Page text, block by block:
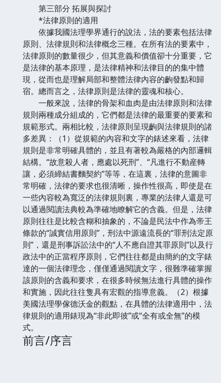
第三部分 拓展與探討
*法律原則的適用
依據我國法理學界通行的說法，法的要素包括法律
原則、法律規則和法律概念三種。在所有法的要素中，
法律原則的數量很少，但其意義和價值卻十分重要，它
是法律的基本原理，是法律精神和法律目的的集中體
現，從而也是理解局部和整體法律內容的齣發點和歸
宿。總而言之，法律原則是法律的靈魂和核心。
一般來說，法律的骨架和血肉是由法律原則和法律
規則兩種成分組成的，它們都是法律的最重要的要素和
規範形式。兩相比較，法律原則呈現齣與法律規則的諸
多差異：（1）從規範的內容和文字的錶述來看，法律
規則是非常明確具體的，並且有著較為嚴格的內部邏輯
結構。“故意殺人者，應處以死刑”、“凡進行不動産轉
讓，必須締結書麵契約”等等，在這裏，法律的意圖非
常明確，法律的要求也很清晰，操作性很高，即使是在
一些內容較為寬泛的法律規則裏，專業的法律人還是可
以通過閱讀法典較為準確地瞭解它的含義。但是，法律
原則往往是比較含糊和抽象的，不論是民法中作為帝王
條款的“誠實信用原則”，刑法中源遠流長的“罪刑法定原
則”，還是刑事訴訟法中的“人不應自證其罪原則”以及行
政法中的正當程序原則，它們往往都是由簡約的文字錶
達的一個法律理念，僅僅通過閱讀文字，很難準確掌握
該原則的含義和要求，在很多時候無法進行具體的操作
和實施，因此往往隻具有宏觀的指導意義。（2）根據
美國法理學傢德沃金的觀點，在具體的法律適用中，法
律規則的適用錶現為“非此即彼”或“全有或全無”的模
式。
前言/序言